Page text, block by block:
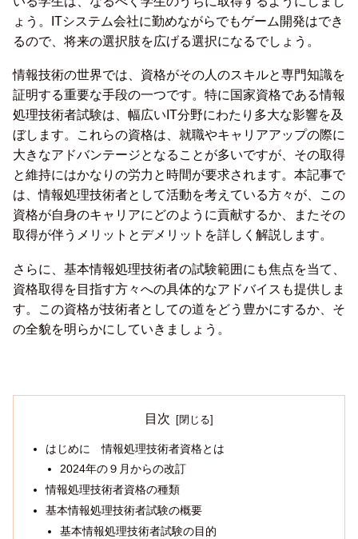
ょう。ITシステム会社に勤めながらでもゲーム開発はでき
るので、将来の選択肢を広げる選択になるでしょう。
情報技術の世界では、資格がその人のスキルと専門知識を
証明する重要な手段の一つです。特に国家資格である情報
処理技術者試験は、幅広いIT分野にわたり多大な影響を及
ぼします。これらの資格は、就職やキャリアアップの際に
大きなアドバンテージとなることが多いですが、その取得
と維持にはかなりの労力と時間が要求されます。本記事で
は、情報処理技術者として活動を考えている方々が、この
資格が自身のキャリアにどのように貢献するか、またその
取得が伴うメリットとデメリットを詳しく解説します。
さらに、基本情報処理技術者の試験範囲にも焦点を当て、
資格取得を目指す方々への具体的なアドバイスも提供しま
す。この資格が技術者としての道をどう豊かにするか、そ
の全貌を明らかにしていきましょう。
目次
はじめに 情報処理技術者資格とは
2024年の９月からの改訂
情報処理技術者資格の種類
基本情報処理技術者試験の概要
基本情報処理技術者試験の目的